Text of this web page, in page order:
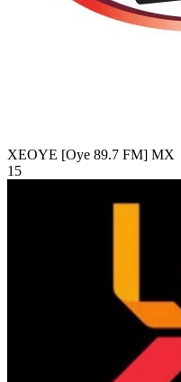
XEOYE [Oye 89.7 FM] MX
15